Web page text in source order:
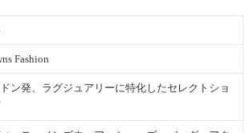
Fashion
ン発、ラグジュアリーに特化したセレクトショ